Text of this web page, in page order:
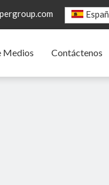
Medios Contáctenos